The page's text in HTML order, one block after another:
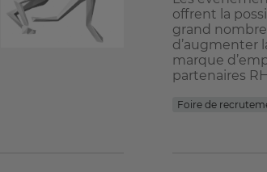
offrent la
grand
d’augmenter
marque
partenaires
Foire de